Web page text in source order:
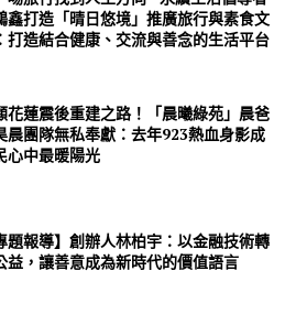
鑫打造「晴日悠境」推廣旅行與素食文
打造結合健康、交流與善念的生活平台
花蓮震後重建之路！「晨曦綠苑」晨爸
晨團隊無私奉獻：去年923熱血身影成
心中最暖陽光
題報導】創辦人林柏宇：以金融技術轉
益，讓善意成為新時代的價值語言